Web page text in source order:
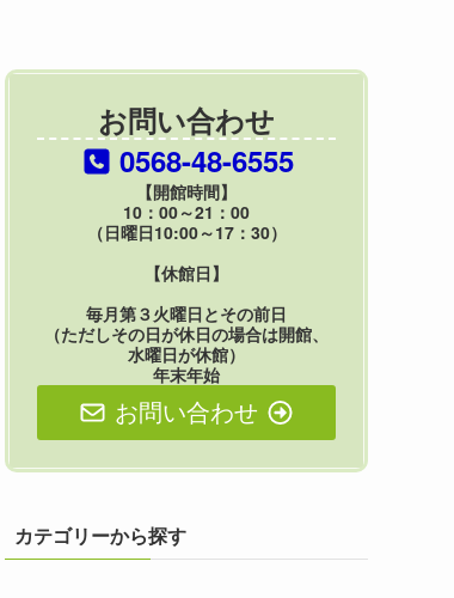
お問い合わせ
0568-48-6555
【開館時間】
10：00～21：00
（日曜日10:00～17：30）
【休館日】
毎月第３火曜日とその前日
（ただしその日が休日の場合は開館、
水曜日が休館）
年末年始
お問い合わせ
カテゴリーから探す